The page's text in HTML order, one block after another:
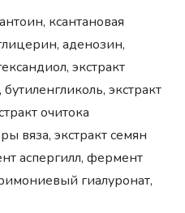
ксантановая
аденозин,
экстракт
экстракт
очитока
вяза, экстракт семян
аспергилл, фермент
гиалуронат,